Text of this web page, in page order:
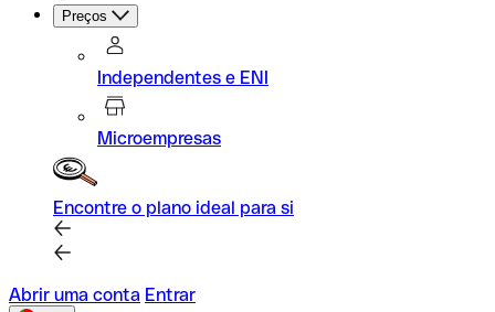
Preços
Independentes e ENI
Microempresas
Encontre o plano ideal para si
Abrir uma conta Entrar